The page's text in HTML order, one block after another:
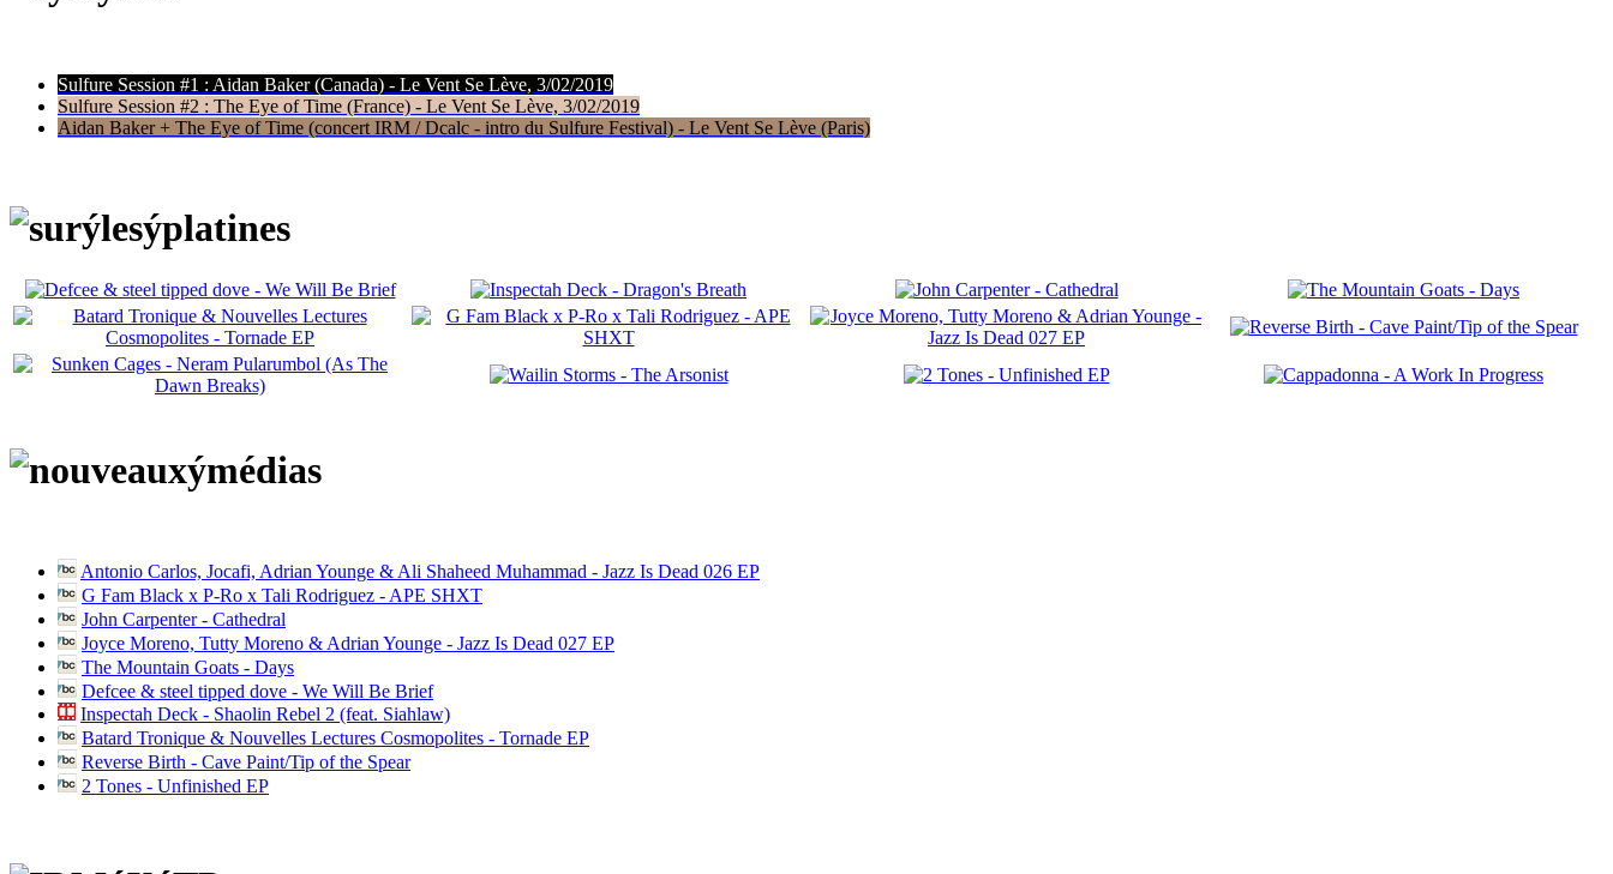
Sulfure Session #1 : Aidan Baker (Canada) - Le Vent Se Lève, 3/02/2019
Sulfure Session #2 : The Eye of Time (France) - Le Vent Se Lève, 3/02/2019
Aidan Baker + The Eye of Time (concert IRM / Dcalc - intro du Sulfure Festival) - Le Vent Se Lève (Paris)
Antonio Carlos, Jocafi, Adrian Younge & Ali Shaheed Muhammad - Jazz Is Dead 026 EP
G Fam Black x P-Ro x Tali Rodriguez - APE SHXT
John Carpenter - Cathedral
Joyce Moreno, Tutty Moreno & Adrian Younge - Jazz Is Dead 027 EP
The Mountain Goats - Days
Defcee & steel tipped dove - We Will Be Brief
Inspectah Deck - Shaolin Rebel 2 (feat. Siahlaw)
Batard Tronique & Nouvelles Lectures Cosmopolites - Tornade EP
Reverse Birth - Cave Paint/Tip of the Spear
2 Tones - Unfinished EP